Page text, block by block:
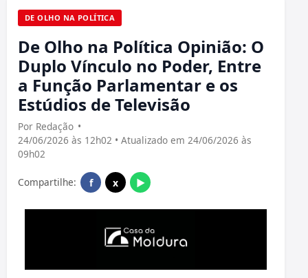
DE OLHO NA POLÍTICA
De Olho na Política Opinião: O
Duplo Vínculo no Poder, Entre
a Função Parlamentar e os
Estúdios de Televisão
Por Redação •
24/06/2026 às 12h02 • Atualizado em 24/06/2026 às
09h02
Compartilhe: f x ▶